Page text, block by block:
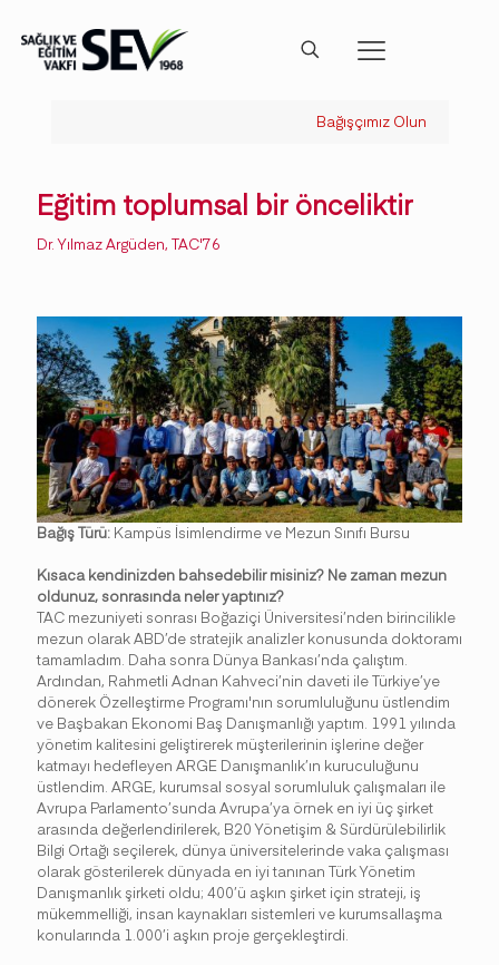
Bağışçımız Olun
Eğitim toplumsal bir önceliktir
Dr. Yılmaz Argüden, TAC'76
Bağış Türü: Kampüs İsimlendirme ve Mezun Sınıfı Bursu
Kısaca kendinizden bahsedebilir misiniz? Ne zaman mezun
oldunuz, sonrasında neler yaptınız?
TAC mezuniyeti sonrası Boğaziçi Üniversitesi’nden birincilikle
mezun olarak ABD’de stratejik analizler konusunda doktoramı
tamamladım. Daha sonra Dünya Bankası’nda çalıştım.
Ardından, Rahmetli Adnan Kahveci’nin daveti ile Türkiye’ye
dönerek Özelleştirme Programı'nın sorumluluğunu üstlendim
ve Başbakan Ekonomi Baş Danışmanlığı yaptım. 1991 yılında
yönetim kalitesini geliştirerek müşterilerinin işlerine değer
katmayı hedefleyen ARGE Danışmanlık’ın kuruculuğunu
üstlendim. ARGE, kurumsal sosyal sorumluluk çalışmaları ile
Avrupa Parlamento’sunda Avrupa’ya örnek en iyi üç şirket
arasında değerlendirilerek, B20 Yönetişim & Sürdürülebilirlik
Bilgi Ortağı seçilerek, dünya üniversitelerinde vaka çalışması
olarak gösterilerek dünyada en iyi tanınan Türk Yönetim
Danışmanlık şirketi oldu; 400’ü aşkın şirket için strateji, iş
mükemmelliği, insan kaynakları sistemleri ve kurumsallaşma
konularında 1.000’i aşkın proje gerçekleştirdi.